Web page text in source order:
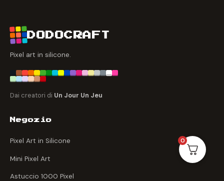
DODOCRAFT
Pixel art in silicone.
Dai creatori di Un Jour Un Jeu
Negozio
Pixel Art in Silicone
Mini Pixel Art
Astuccio 1000 Pixel
0